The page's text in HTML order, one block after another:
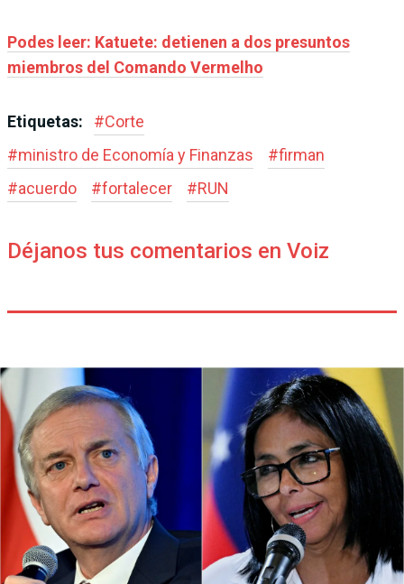
Podes leer: Katuete: detienen a dos presuntos
miembros del Comando Vermelho
Etiquetas: #Corte
#ministro de Economía y Finanzas #firman
#acuerdo #fortalecer #RUN
Déjanos tus comentarios en Voiz